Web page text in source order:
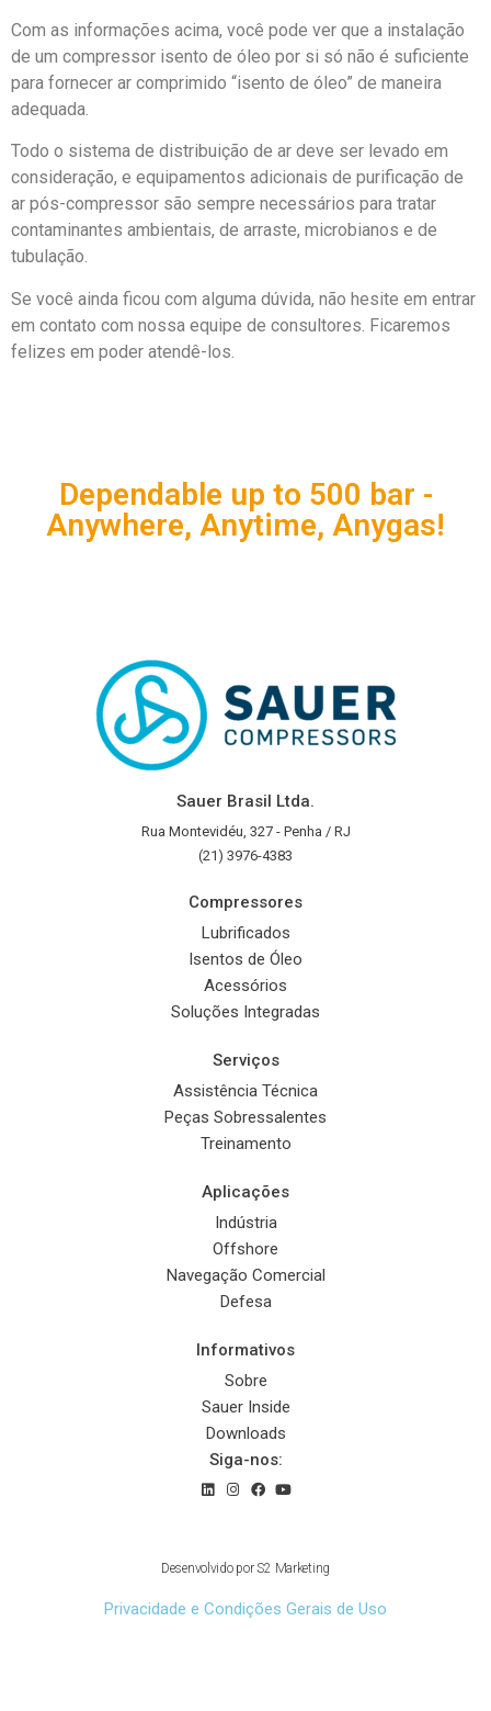
Com as informações acima, você pode ver que a instalação
de um compressor isento de óleo por si só não é suficiente
para fornecer ar comprimido “isento de óleo” de maneira
adequada.
Todo o sistema de distribuição de ar deve ser levado em
consideração, e equipamentos adicionais de purificação de
ar pós-compressor são sempre necessários para tratar
contaminantes ambientais, de arraste, microbianos e de
tubulação.
Se você ainda ficou com alguma dúvida, não hesite em entrar
em contato com nossa equipe de consultores. Ficaremos
felizes em poder atendê-los.
Dependable up to 500 bar -
Anywhere, Anytime, Anygas!
Sauer Brasil Ltda.
Rua Montevidéu, 327 - Penha / RJ
(21) 3976-4383
Compressores
Lubrificados
Isentos de Óleo
Acessórios
Soluções Integradas
Serviços
Assistência Técnica
Peças Sobressalentes
Treinamento
Aplicações
Indústria
Offshore
Navegação Comercial
Defesa
Informativos
Sobre
Sauer Inside
Downloads
Siga-nos:
Desenvolvido porS2 Marketing
Privacidade e Condições Gerais de Uso